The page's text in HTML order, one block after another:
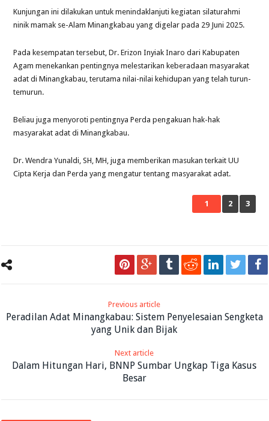
Kunjungan ini dilakukan untuk menindaklanjuti kegiatan silaturahmi
ninik mamak se-Alam Minangkabau yang digelar pada 29 Juni 2025.
Pada kesempatan tersebut, Dr. Erizon Inyiak Inaro dari Kabupaten
Agam menekankan pentingnya melestarikan keberadaan masyarakat
adat di Minangkabau, terutama nilai-nilai kehidupan yang telah turun-
temurun.
Beliau juga menyoroti pentingnya Perda pengakuan hak-hak
masyarakat adat di Minangkabau.
Dr. Wendra Yunaldi, SH, MH, juga memberikan masukan terkait UU
Cipta Kerja dan Perda yang mengatur tentang masyarakat adat.
1 2 3
Previous article
Peradilan Adat Minangkabau: Sistem Penyelesaian Sengketa
yang Unik dan Bijak
Next article
Dalam Hitungan Hari, BNNP Sumbar Ungkap Tiga Kasus
Besar